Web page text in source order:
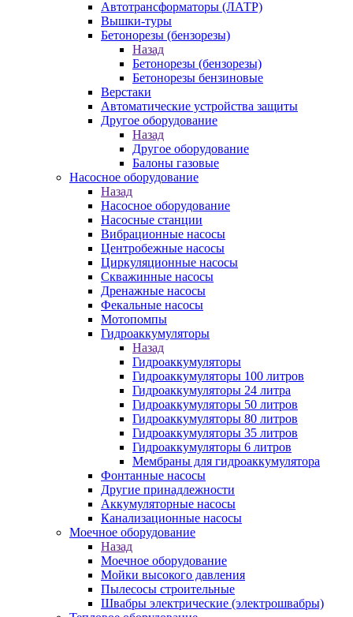
Автотрансформаторы (ЛАТР)
Вышки-туры
Бетонорезы (бензорезы)
Назад
Бетонорезы (бензорезы)
Бетонорезы бензиновые
Верстаки
Автоматические устройства защиты
Другое оборудование
Назад
Другое оборудование
Балоны газовые
Насосное оборудование
Назад
Насосное оборудование
Насосные станции
Вибрационные насосы
Центробежные насосы
Циркуляционные насосы
Скважинные насосы
Дренажные насосы
Фекальные насосы
Мотопомпы
Гидроаккумуляторы
Назад
Гидроаккумуляторы
Гидроаккумуляторы 100 литров
Гидроаккумуляторы 24 литра
Гидроаккумуляторы 50 литров
Гидроаккумуляторы 80 литров
Гидроаккумуляторы 35 литров
Гидроаккумуляторы 6 литров
Мембраны для гидроаккумулятора
Фонтанные насосы
Другие принадлежности
Аккумуляторные насосы
Канализационные насосы
Моечное оборудование
Назад
Моечное оборудование
Мойки высокого давления
Пылесосы строительные
Швабры электрические (электрошвабры)